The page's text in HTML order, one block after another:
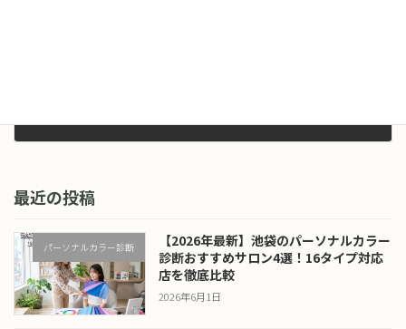
最近の投稿
パーソナルカラー診断
【2026年最新】池袋のパーソナルカラー
診断おすすめサロン4選！16タイプ対応
店を徹底比較
2026年6月1日